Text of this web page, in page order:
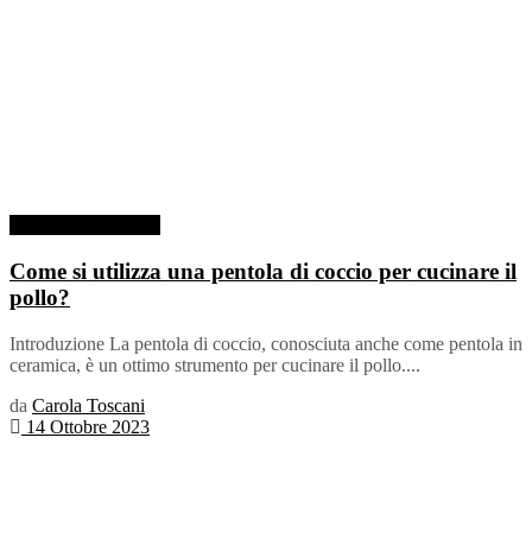
Come si utilizza una pentola di coccio per cucinare il
pollo?
Introduzione La pentola di coccio, conosciuta anche come pentola in
ceramica, è un ottimo strumento per cucinare il pollo....
da Carola Toscani
14 Ottobre 2023